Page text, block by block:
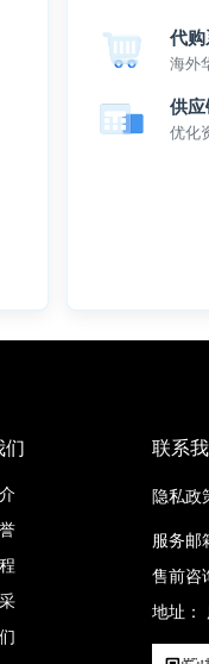
代
海外
供
优化
们 联系
隐私政
服务邮
售前咨
地址：